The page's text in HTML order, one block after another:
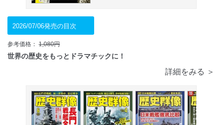
2026/07/06発売の目次
参考価格： 1,080円
世界の歴史をもっとドラマチックに！
詳細をみる ＞